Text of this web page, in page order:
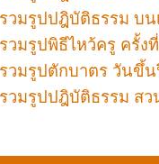
รวมรูปปฎิบัติธรรม บน
รวมรูปพิธีไหว้ครู ครั้ง
รวมรูปตักบาตร วันขึ้น
รวมรูปปฎิบัติธรรม สว